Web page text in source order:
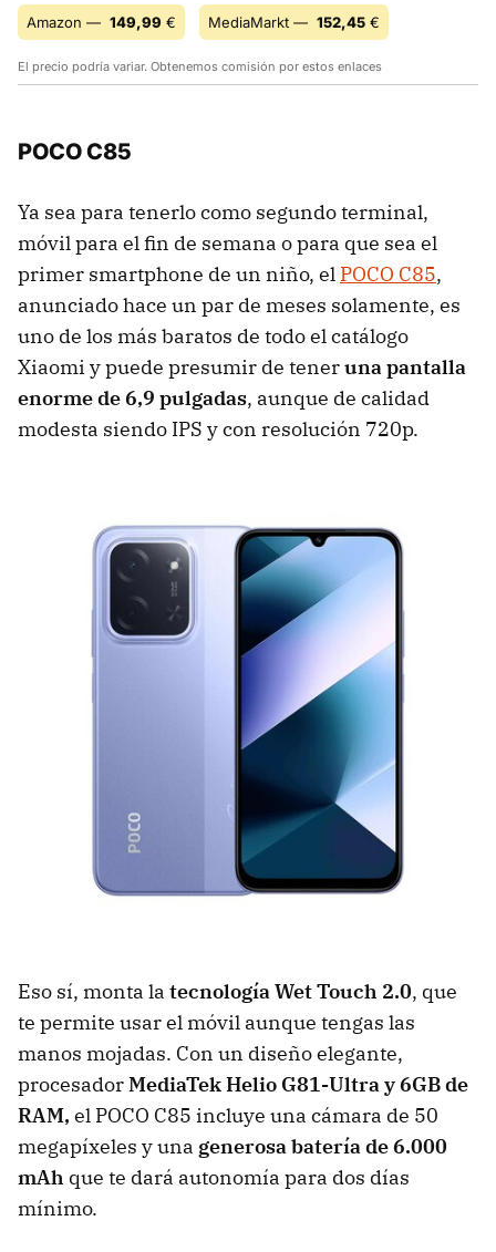
Amazon — 149,99 € MediaMarkt — 152,45 €
El precio podría variar. Obtenemos comisión por estos enlaces
POCO C85
Ya sea para tenerlo como segundo terminal,
móvil para el fin de semana o para que sea el
primer smartphone de un niño, el POCO C85,
anunciado hace un par de meses solamente, es
uno de los más baratos de todo el catálogo
Xiaomi y puede presumir de teneruna pantalla
enorme de 6,9 pulgadas, aunque de calidad
modesta siendo IPS y con resolución 720p.
Eso sí, monta la tecnología Wet Touch 2.0, que
te permite usar el móvil aunque tengas las
manos mojadas. Con un diseño elegante,
procesadorMediaTek Helio G81-Ultra y 6GB de
RAM, el POCO C85 incluye una cámara de 50
megapíxeles y una generosa batería de 6.000
mAh que te dará autonomía para dos días
mínimo.